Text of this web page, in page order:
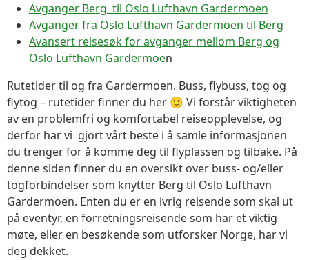
Avganger Berg til Oslo Lufthavn Gardermoen
Avganger fra Oslo Lufthavn Gardermoen til Berg
Avansert reisesøk for avganger mellom Berg og
Oslo Lufthavn Gardermoen
Rutetider til og fra Gardermoen. Buss, flybuss, tog og
flytog – rutetider finner du her 🙂 Vi forstår viktigheten
av en problemfri og komfortabel reiseopplevelse, og
derfor har vi gjort vårt beste i å samle informasjonen
du trenger for å komme deg til flyplassen og tilbake. På
denne siden finner du en oversikt over buss- og/eller
togforbindelser som knytter Berg til Oslo Lufthavn
Gardermoen. Enten du er en ivrig reisende som skal ut
på eventyr, en forretningsreisende som har et viktig
møte, eller en besøkende som utforsker Norge, har vi
deg dekket.